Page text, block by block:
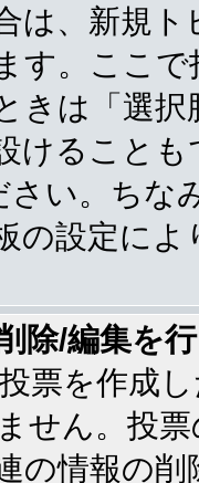
は、新規
す。ここ
きは「選
けること
さい。ちな
の設定に
除/編集を
票を作成
せん。投
の情報の